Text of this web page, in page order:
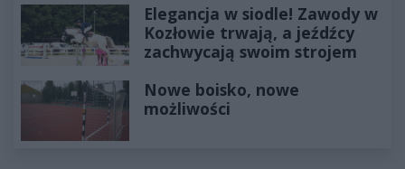
Elegancja w siodle! Zawody w
Kozłowie trwają, a jeźdźcy
zachwycają swoim strojem
Nowe boisko, nowe
możliwości